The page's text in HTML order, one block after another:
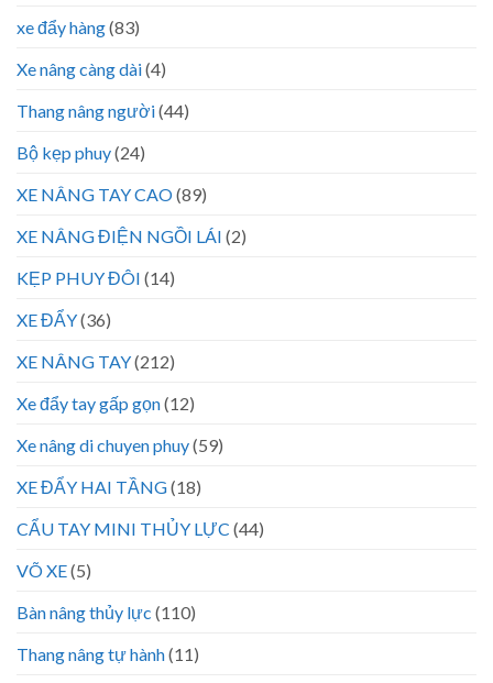
xe đẩy hàng(83)
Xe nâng càng dài(4)
Thang nâng người(44)
Bộ kẹp phuy(24)
XE NÂNG TAY CAO(89)
XE NÂNG ĐIỆN NGỒI LÁI (2)
KẸP PHUY ĐÔI (14)
XE ĐẨY(36)
XE NÂNG TAY(212)
Xe đẩy tay gấp gọn(12)
Xe nâng di chuyen phuy(59)
XE ĐẨY HAI TẦNG(18)
CẨU TAY MINI THỦY LỰC (44)
VÕ XE(5)
Bàn nâng thủy lực (110)
Thang nâng tự hành(11)